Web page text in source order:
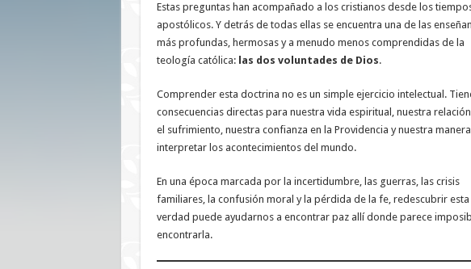
Estas preguntas han acompañado a los cristianos desde los
apostólicos. Y detrás de todas ellas se encuentra una de las
más profundas, hermosas y a menudo menos comprendidas de la
teología católica: las dos voluntades de Dios.
Comprender esta doctrina no es un simple ejercicio intelectual.
consecuencias directas para nuestra vida espiritual, nuestra
el sufrimiento, nuestra confianza en la Providencia y nuestra
interpretar los acontecimientos del mundo.
En una época marcada por la incertidumbre, las guerras, las crisis
familiares, la confusión moral y la pérdida de la fe, redescubrir esta
verdad puede ayudarnos a encontrar paz allí donde parece
encontrarla.